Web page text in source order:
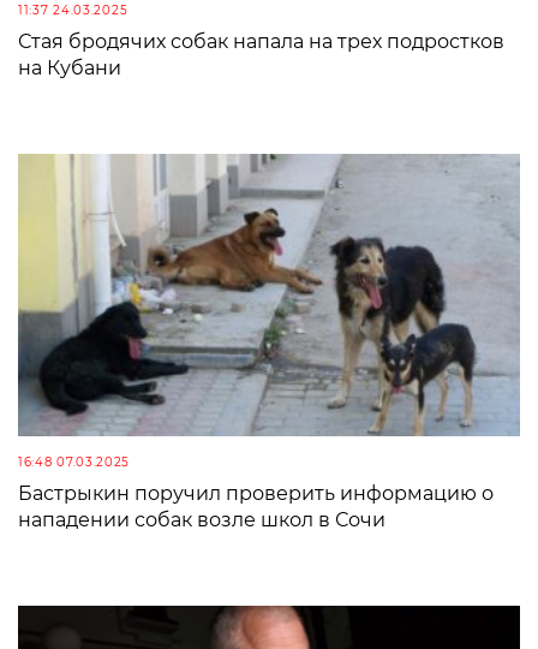
11:37 24.03.2025
Стая бродячих собак напала на трех подростков
на Кубани
16:48 07.03.2025
Бастрыкин поручил проверить информацию о
нападении собак возле школ в Сочи